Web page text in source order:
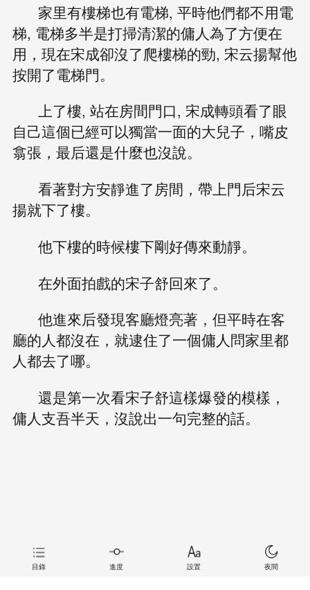
家里有樓梯也有電梯, 平時他們都不用電
梯, 電梯多半是打掃清潔的傭人為了方便在
用，現在宋成卻沒了爬樓梯的勁, 宋云揚幫他
按開了電梯門。
上了樓, 站在房間門口, 宋成轉頭看了眼
自己這個已經可以獨當一面的大兒子，嘴皮
翕張，最后還是什麼也沒說。
看著對方安靜進了房間，帶上門后宋云
揚就下了樓。
他下樓的時候樓下剛好傳來動靜。
在外面拍戲的宋子舒回來了。
他進來后發現客廳燈亮著，但平時在客
廳的人都沒在，就逮住了一個傭人問家里都
人都去了哪。
還是第一次看宋子舒這樣爆發的模樣，
傭人支吾半天，沒說出一句完整的話。
目錄 進度 設置 夜間